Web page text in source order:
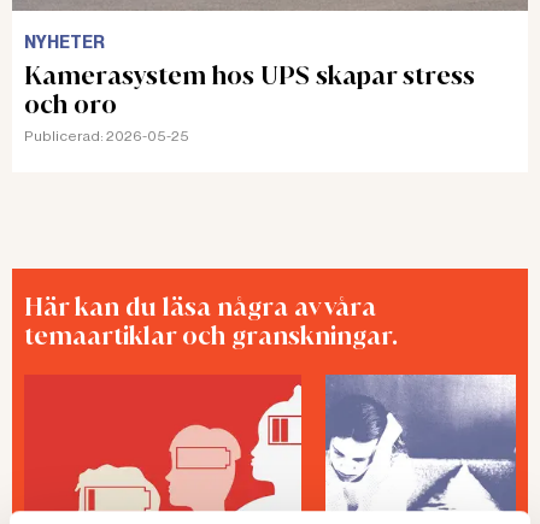
NYHETER
Kamerasystem hos UPS skapar stress
och oro
Publicerad: 2026-05-25
Här kan du läsa några av våra
temaartiklar och granskningar.